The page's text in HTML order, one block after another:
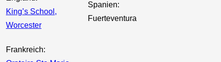
King’s School,
Worcester
Spanien:
Fuerteventura
Frankreich: